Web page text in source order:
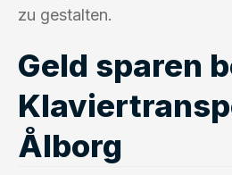
zu gestalten.
Geld sparen
Ålborg